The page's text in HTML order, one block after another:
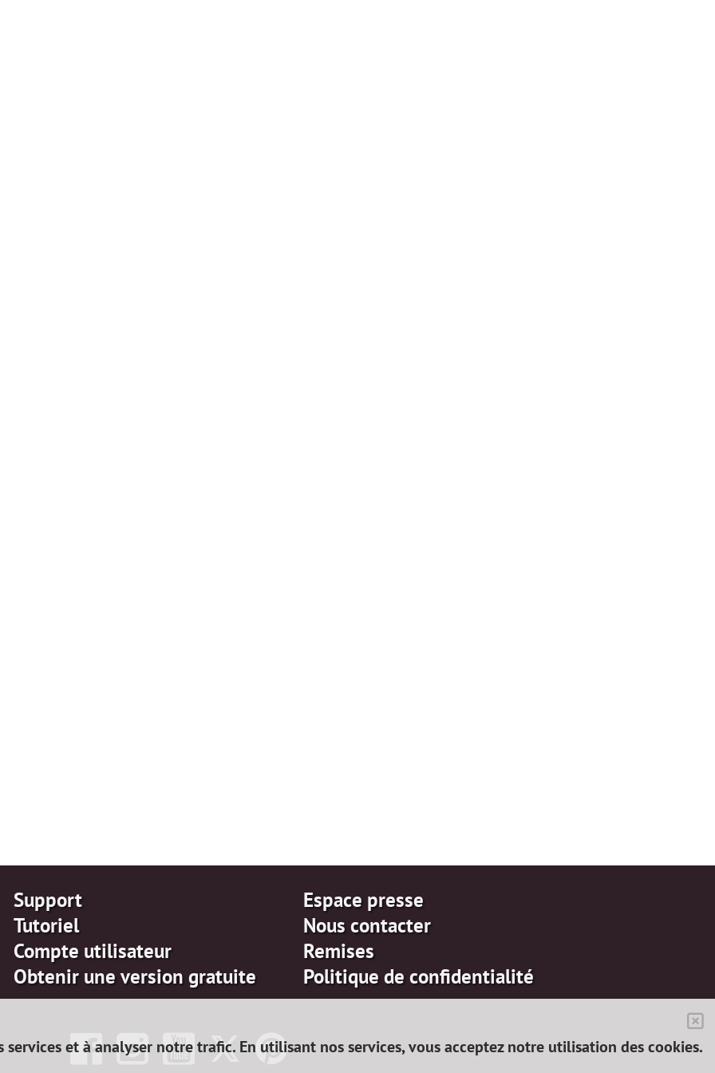
Support
Tutoriel
Compte utilisateur
Obtenir une version gratuite
Espace presse
Nous contacter
Remises
Politique de confidentialité
et à analyser notre trafic. En utilisant nos services, vous acceptez notre utilisation des cookies.